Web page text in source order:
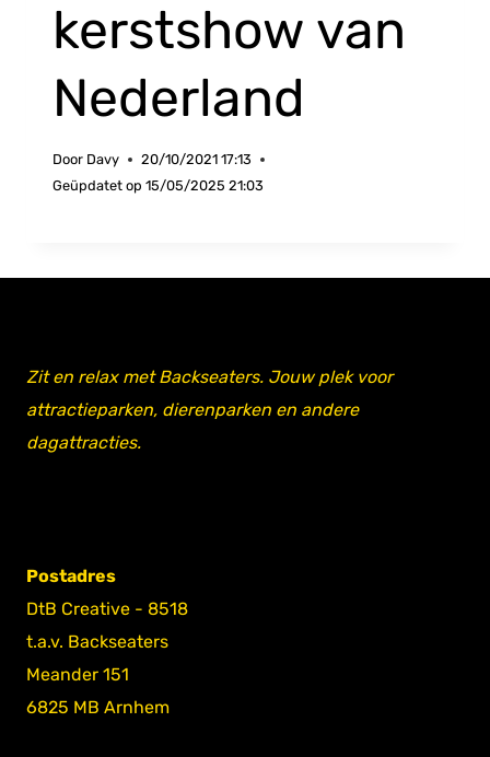
kerstshow van
Nederland
Door Davy
20/10/2021 17:13
Geüpdatet op 15/05/2025 21:03
Zit en relax met Backseaters. Jouw plek voor
attractieparken, dierenparken en andere
dagattracties.
Postadres
DtB Creative - 8518
t.a.v. Backseaters
Meander 151
6825 MB Arnhem